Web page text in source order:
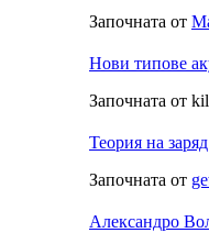
Започната от
Нови типове
Започната от
Теория на
Започната от
Александро